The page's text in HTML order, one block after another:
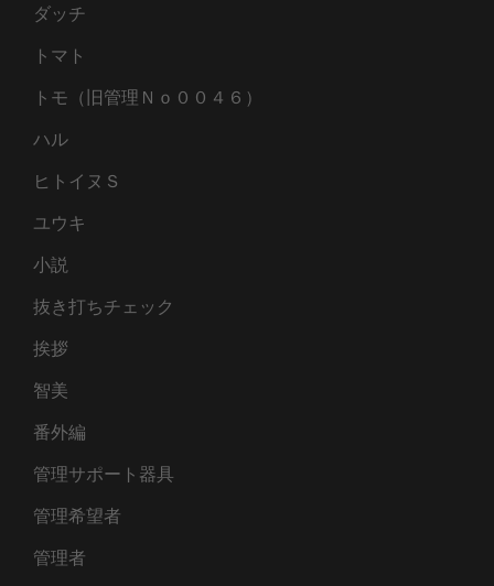
ダッチ
トマト
トモ（旧管理Ｎｏ００４６）
ハル
ヒトイヌＳ
ユウキ
小説
抜き打ちチェック
挨拶
智美
番外編
管理サポート器具
管理希望者
管理者